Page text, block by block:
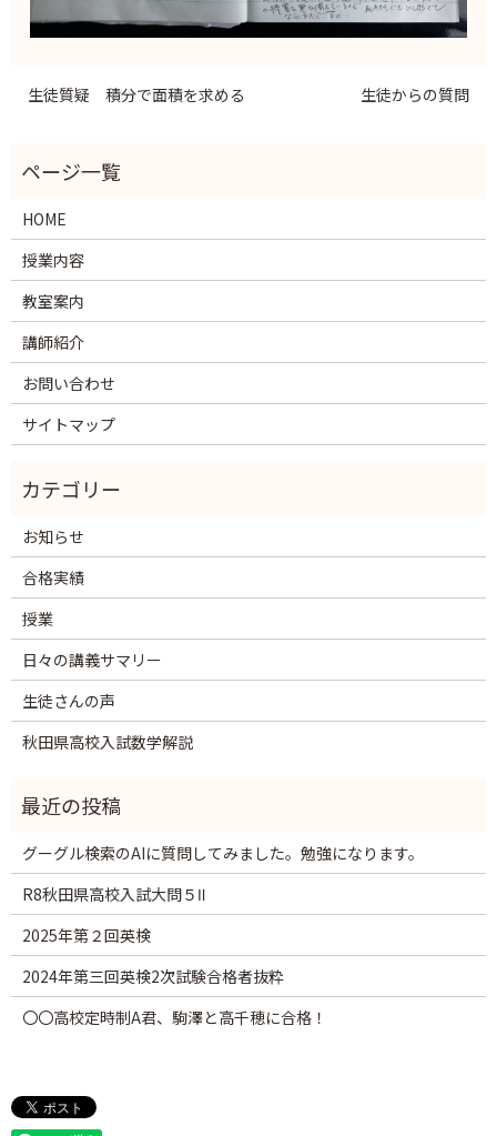
生徒質疑 積分で面積を求める 生徒からの質問
HOME
授業内容
教室案内
講師紹介
お問い合わせ
サイトマップ
お知らせ
合格実績
授業
日々の講義サマリー
生徒さんの声
秋田県高校入試数学解説
グーグル検索のAIに質問してみました。勉強になります。
R8秋田県高校入試大問５Ⅱ
2025年第２回英検
2024年第三回英検2次試験合格者抜粋
〇〇高校定時制A君、駒澤と高千穂に合格！